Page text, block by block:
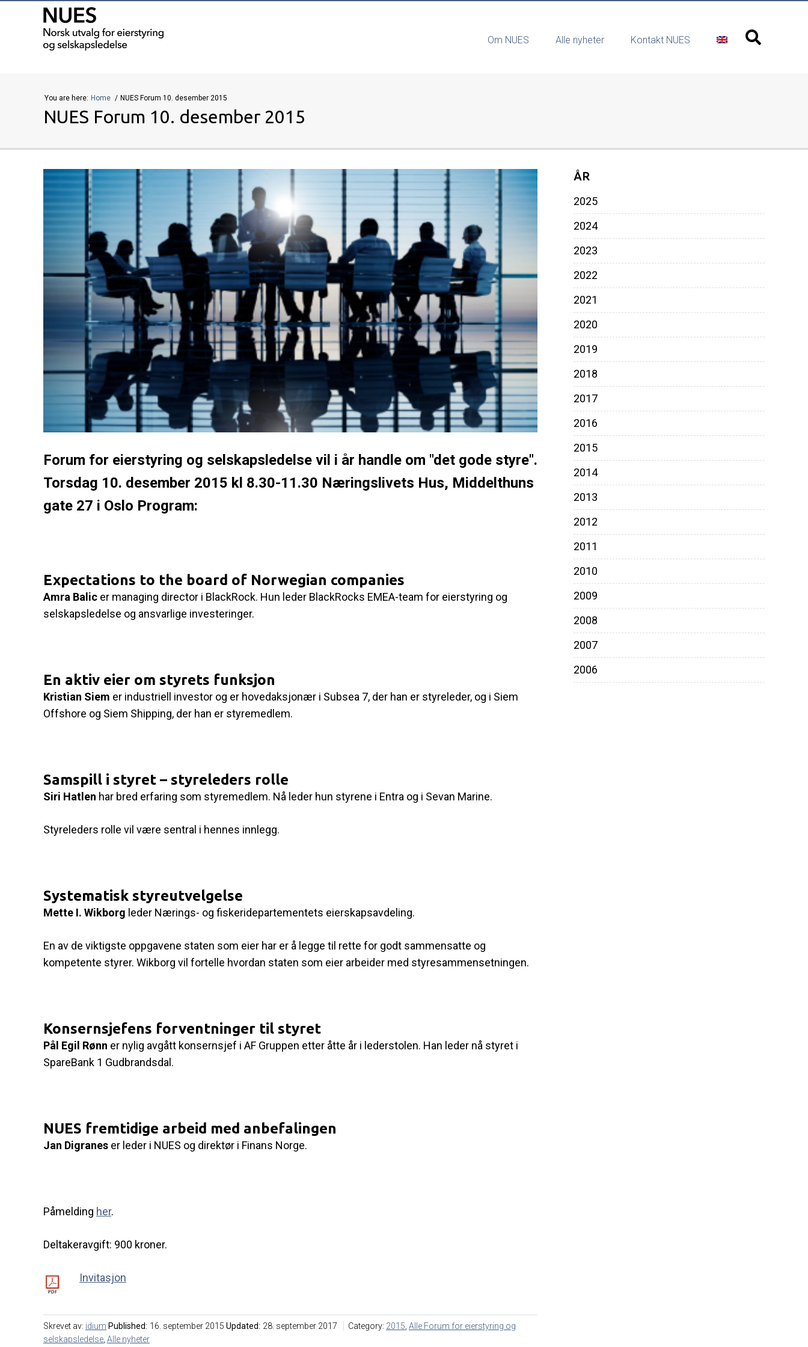
Om NUES Alle nyheter Kontakt NUES
You are here: Home NUES Forum 10. desember 2015
NUES Forum 10. desember 2015
Forum for eierstyring og selskapsledelse vil i år handle om "det gode styre".
Torsdag 10. desember 2015 kl 8.30-11.30 Næringslivets Hus, Middelthuns
gate 27 i Oslo Program:
Expectations to the board of Norwegian companies
Amra Balic er managing director i BlackRock. Hun leder BlackRocks EMEA-team for eierstyring og
selskapsledelse og ansvarlige investeringer.
En aktiv eier om styrets funksjon
Kristian Siem er industriell investor og er hovedaksjonær i Subsea 7, der han er styreleder, og i Siem
Offshore og Siem Shipping, der han er styremedlem.
Samspill i styret – styreleders rolle
Siri Hatlen har bred erfaring som styremedlem. Nå leder hun styrene i Entra og i Sevan Marine.
Styreleders rolle vil være sentral i hennes innlegg.
Systematisk styreutvelgelse
Mette I. Wikborg leder Nærings- og fiskeridepartementets eierskapsavdeling.
En av de viktigste oppgavene staten som eier har er å legge til rette for godt sammensatte og
kompetente styrer. Wikborg vil fortelle hvordan staten som eier arbeider med styresammensetningen.
Konsernsjefens forventninger til styret
Pål Egil Rønn er nylig avgått konsernsjef i AF Gruppen etter åtte år i lederstolen. Han leder nå styret i
SpareBank 1 Gudbrandsdal.
NUES fremtidige arbeid med anbefalingen
Jan Digranes er leder i NUES og direktør i Finans Norge.
Påmelding her.
Deltakeravgift: 900 kroner.
Invitasjon
Skrevet av: idium Published: 16. september 2015 Updated: 28. september 2017 Category: 2015, Alle Forum for eierstyring og
selskapsledelse, Alle nyheter
ÅR
2025
2024
2023
2022
2021
2020
2019
2018
2017
2016
2015
2014
2013
2012
2011
2010
2009
2008
2007
2006